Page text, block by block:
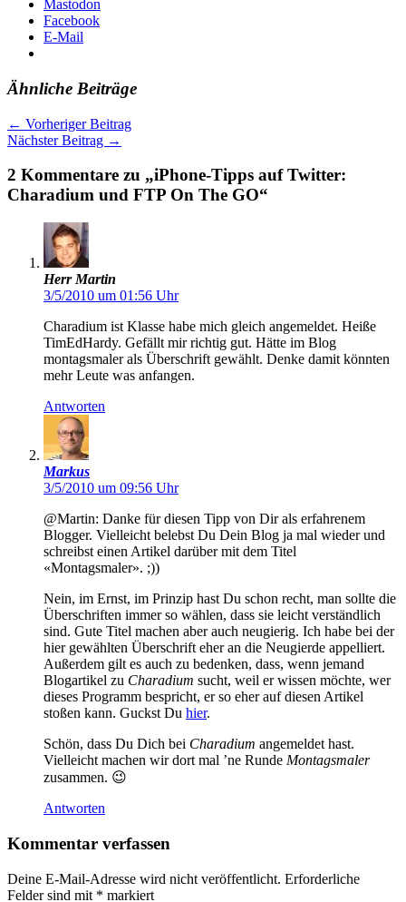
Mastodon
Facebook
E-Mail
Ähnliche Beiträge
← Vorheriger Beitrag
Nächster Beitrag →
2 Kommentare zu „iPhone-Tipps auf Twitter:
Charadium und FTP On The GO“
Herr Martin
3/5/2010 um 01:56 Uhr
Charadium ist Klasse habe mich gleich angemeldet. Heiße
TimEdHardy. Gefällt mir richtig gut. Hätte im Blog
montagsmaler als Überschrift gewählt. Denke damit könnten
mehr Leute was anfangen.
Antworten
Markus
3/5/2010 um 09:56 Uhr
@Martin: Danke für diesen Tipp von Dir als erfahrenem
Blogger. Vielleicht belebst Du Dein Blog ja mal wieder und
schreibst einen Artikel darüber mit dem Titel
«Montagsmaler». ;))
Nein, im Ernst, im Prinzip hast Du schon recht, man sollte die
Überschriften immer so wählen, dass sie leicht verständlich
sind. Gute Titel machen aber auch neugierig. Ich habe bei der
hier gewählten Überschrift eher an die Neugierde appelliert.
Außerdem gilt es auch zu bedenken, dass, wenn jemand
Blogartikel zu Charadium sucht, weil er wissen möchte, wer
dieses Programm bespricht, er so eher auf diesen Artikel
stoßen kann. Guckst Du hier.
Schön, dass Du Dich bei Charadium angemeldet hast.
Vielleicht machen wir dort mal ’ne Runde Montagsmaler
zusammen. 😉
Antworten
Kommentar verfassen
Deine E-Mail-Adresse wird nicht veröffentlicht. Erforderliche
Felder sind mit * markiert